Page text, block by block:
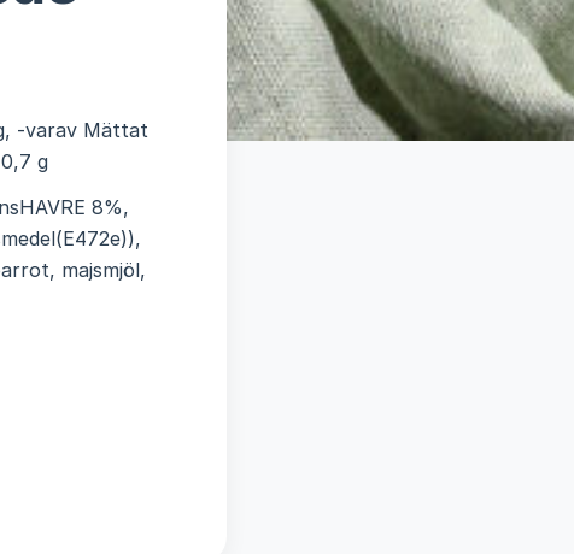
-varav Mättat
g
8%,
majsmjöl,